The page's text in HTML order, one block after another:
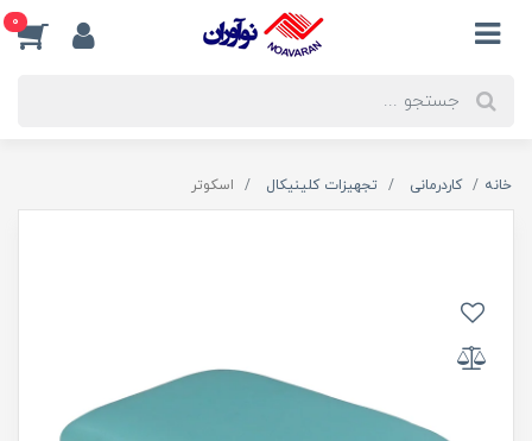
0
خانه کاردرمانی تجهیزات کلینیکال اسکوتر